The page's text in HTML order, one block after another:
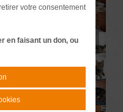
votre consentement
en faisant un don, ou